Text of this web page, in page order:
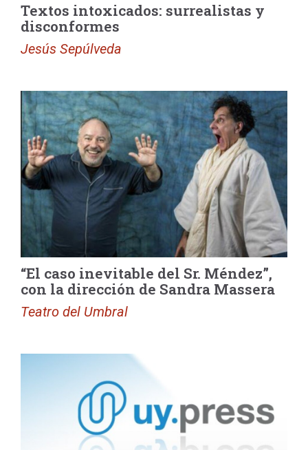
Textos intoxicados: surrealistas y
disconformes
Jesús Sepúlveda
“El caso inevitable del Sr. Méndez”,
con la dirección de Sandra Massera
Teatro del Umbral